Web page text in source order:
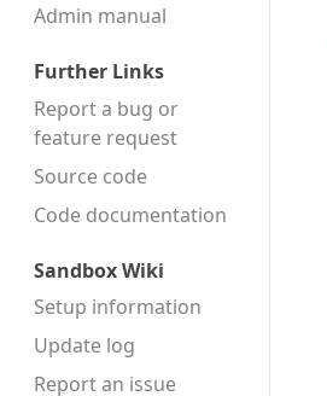
Admin manual
Further Links
Report a bug or
feature request
Source code
Code docu­mentation
Sandbox Wiki
Setup information
Update log
Report an issue